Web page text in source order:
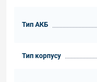
Тип АКБ
Тип корпусу